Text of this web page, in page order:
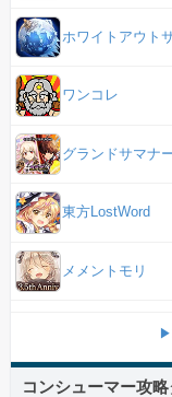
ホワイトアウト
ワンコレ
グランドサマナ
東方LostWord
メメントモリ
▶
コンシューマー攻